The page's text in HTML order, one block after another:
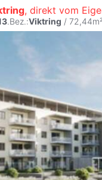
, direkt vom Eigentümer - Familientraum 3
.Bez.:Viktring /